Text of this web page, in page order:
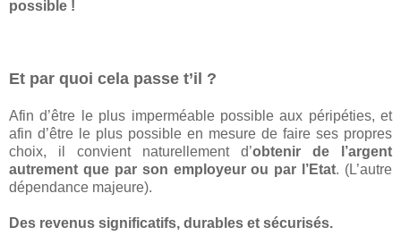
possible !
Et par quoi cela passe t’il ?
Afin d’être le plus imperméable possible aux péripéties, et
afin d’être le plus possible en mesure de faire ses propres
choix, il convient naturellement d’obtenir de l’argent
autrement que par son employeur ou par l’Etat. (L’autre
dépendance majeure).
Des revenus significatifs, durables et sécurisés.